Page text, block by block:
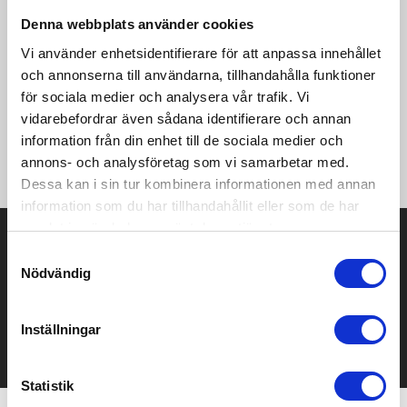
Denna webbplats använder cookies
Vi använder enhetsidentifierare för att anpassa innehållet
och annonserna till användarna, tillhandahålla funktioner
för sociala medier och analysera vår trafik. Vi
vidarebefordrar även sådana identifierare och annan
information från din enhet till de sociala medier och
annons- och analysföretag som vi samarbetar med.
Dessa kan i sin tur kombinera informationen med annan
information som du har tillhandahållit eller som de har
samlat in när du har använt deras tjänster.
Nödvändig
Inställningar
Statistik
ger extra ventilation och möjliggör effektiv
temperaturreglering vid fysisk aktivitet. Denna typ av väst är
perfekt under perioder där en jacka är för mycket och en tröja
inte räcker till, vilket gör den till ett idealiskt plagg för
oförutsägbara väderförhållanden. • Mjuk polyesterfleece •
Perforerad i ryggen för extra ventilation • Vävd polyester på
kragens utsida • Två sidfickor med dold dragkedja •
Reflekterande etikett framtill • Regular fit
Kontakta oss här för att få förslag på produkt och pris över